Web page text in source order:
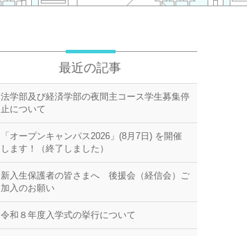
最近の記事
法学部及び経済学部の夜間主コース学生募集停
止について
「オープンキャンパス2026」(8月7日) を開催
します！（終了しました）
新入生保護者の皆さまへ 後援会（経信会）ご
加入のお願い
令和８年度入学式の挙行について